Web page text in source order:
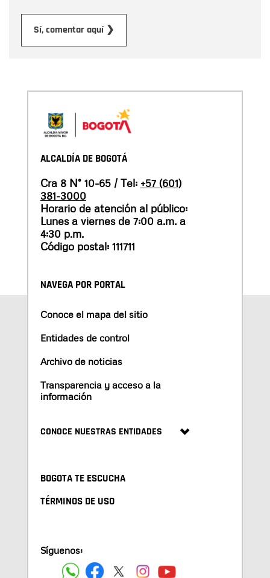
Sí, comentar aquí ❯
ALCALDÍA DE BOGOTÁ
Cra 8 N° 10-65 / Tel: +57 (601)
381-3000
Horario de atención al público:
Lunes a viernes de 7:00 a.m. a
4:30 p.m.
Código postal: 111711
NAVEGA POR PORTAL
Conoce el mapa del sitio
Entidades de control
Archivo de noticias
Transparencia y acceso a la
información
CONOCE NUESTRAS ENTIDADES
BOGOTA TE ESCUCHA
TÉRMINOS DE USO
Síguenos: